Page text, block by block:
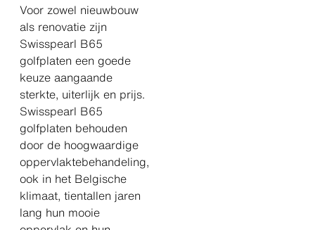
Voor zowel nieuwbouw
als renovatie zijn
Swisspearl B65
golfplaten een goede
keuze aangaande
sterkte, uiterlijk en prijs.
Swisspearl B65
golfplaten behouden
door de hoogwaardige
oppervlaktebehandeling,
ook in het Belgische
klimaat, tientallen jaren
lang hun mooie